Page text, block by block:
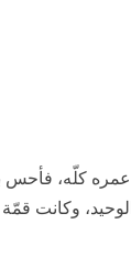
كلّه، فأحس
وكانت قمّة